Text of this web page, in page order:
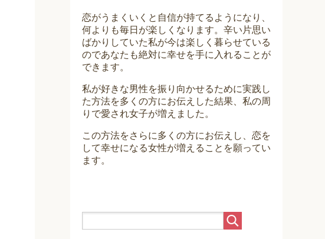
恋がうまくいくと自信が持てるようになり、
何よりも毎日が楽しくなります。辛い片思い
ばかりしていた私が今は楽しく暮らせている
のであなたも絶対に幸せを手に入れることが
できます。
私が好きな男性を振り向かせるために実践し
た方法を多くの方にお伝えした結果、私の周
りで愛され女子が増えました。
この方法をさらに多くの方にお伝えし、恋を
して幸せになる女性が増えることを願ってい
ます。